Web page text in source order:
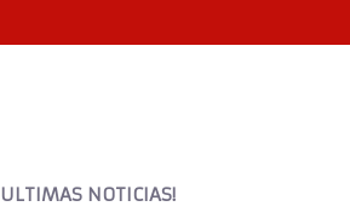
ULTIMAS NOTICIAS!